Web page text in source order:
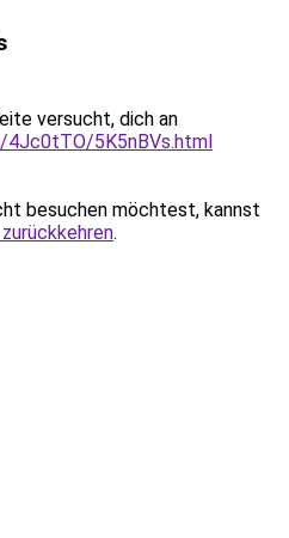
versucht, dich an
5K5nBVs.html
besuchen möchtest, kannst
.